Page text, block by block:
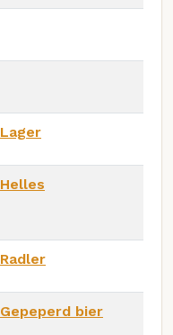
Lager
Helles
Radler
Gepeperd bier